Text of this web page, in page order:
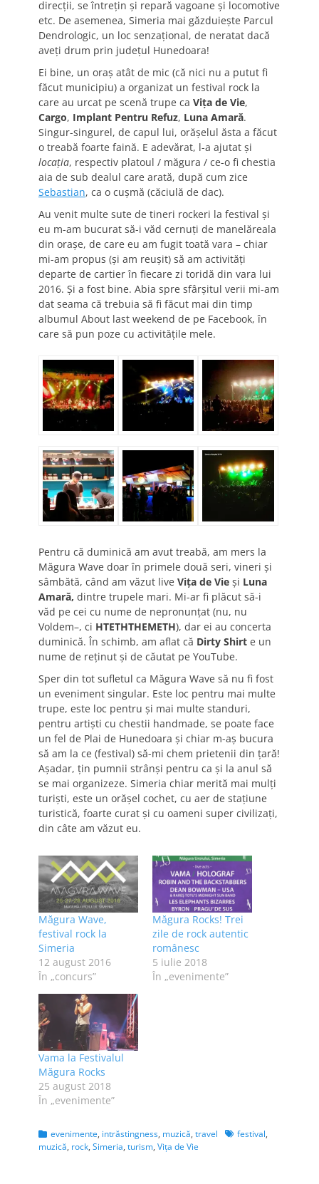
direcții, se întrețin și repară vagoane și locomotive
etc. De asemenea, Simeria mai găzduiește Parcul
Dendrologic, un loc senzațional, de neratat dacă
aveți drum prin județul Hunedoara!
Ei bine, un oraș atât de mic (că nici nu a putut fi
făcut municipiu) a organizat un festival rock la
care au urcat pe scenă trupe ca Vița de Vie,
Cargo, Implant Pentru Refuz, Luna Amară.
Singur-singurel, de capul lui, orășelul ăsta a făcut
o treabă foarte faină. E adevărat, l-a ajutat și
locația, respectiv platoul / măgura / ce-o fi chestia
aia de sub dealul care arată, după cum zice
Sebastian, ca o cușmă (căciulă de dac).
Au venit multe sute de tineri rockeri la festival și
eu m-am bucurat să-i văd cernuți de manelăreala
din orașe, de care eu am fugit toată vara – chiar
mi-am propus (și am reușit) să am activități
departe de cartier în fiecare zi toridă din vara lui
2016. Și a fost bine. Abia spre sfârșitul verii mi-am
dat seama că trebuia să fi făcut mai din timp
albumul About last weekend de pe Facebook, în
care să pun poze cu activitățile mele.
Pentru că duminică am avut treabă, am mers la
Măgura Wave doar în primele două seri, vineri și
sâmbătă, când am văzut live Vița de Vie și Luna
Amară, dintre trupele mari. Mi-ar fi plăcut să-i
văd pe cei cu nume de nepronunțat (nu, nu
Voldem–, ci HTETHTHEMETH), dar ei au concerta
duminică. În schimb, am aflat că Dirty Shirt e un
nume de reținut și de căutat pe YouTube.
Sper din tot sufletul ca Măgura Wave să nu fi fost
un eveniment singular. Este loc pentru mai multe
trupe, este loc pentru și mai multe standuri,
pentru artiști cu chestii handmade, se poate face
un fel de Plai de Hunedoara și chiar m-aș bucura
să am la ce (festival) să-mi chem prietenii din țară!
Așadar, țin pumnii strânși pentru ca și la anul să
se mai organizeze. Simeria chiar merită mai mulți
turiști, este un orășel cochet, cu aer de stațiune
turistică, foarte curat și cu oameni super civilizați,
din câte am văzut eu.
Măgura Wave,
festival rock la
Simeria
12 august 2016
În „concurs”
Măgura Rocks! Trei
zile de rock autentic
românesc
5 iulie 2018
În „evenimente”
Vama la Festivalul
Măgura Rocks
25 august 2018
În „evenimente”
Categories
evenimente, intrăstingness, muzică, travel Tagsfestival,
muzică, rock, Simeria, turism, Vița de Vie